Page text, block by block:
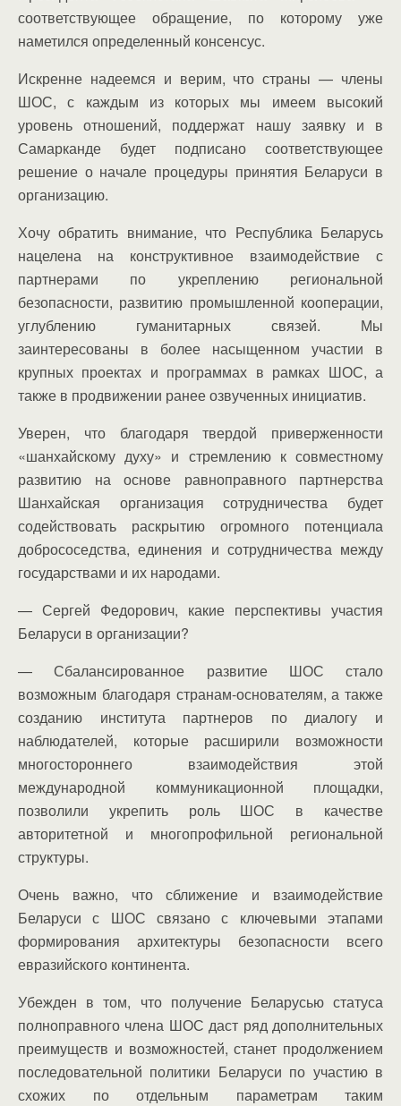
соответствующее обращение, по которому уже
наметился определенный консенсус.
Искренне надеемся и верим, что страны — члены
ШОС, с каждым из которых мы имеем высокий
уровень отношений, поддержат нашу заявку и в
Самарканде будет подписано соответствующее
решение о начале процедуры принятия Беларуси в
организацию.
Хочу обратить внимание, что Республика Беларусь
нацелена на конструктивное взаимодействие с
партнерами по укреплению региональной
безопасности, развитию промышленной кооперации,
углублению гуманитарных связей. Мы
заинтересованы в более насыщенном участии в
крупных проектах и программах в рамках ШОС, а
также в продвижении ранее озвученных инициатив.
Уверен, что благодаря твердой приверженности
«шанхайскому духу» и стремлению к совместному
развитию на основе равноправного партнерства
Шанхайская организация сотрудничества будет
содействовать раскрытию огромного потенциала
добрососедства, единения и сотрудничества между
государствами и их народами.
— Сергей Федорович, какие перспективы участия
Беларуси в организации?
— Сбалансированное развитие ШОС стало
возможным благодаря странам-основателям, а также
созданию института партнеров по диалогу и
наблюдателей, которые расширили возможности
многостороннего взаимодействия этой
международной коммуникационной площадки,
позволили укрепить роль ШОС в качестве
авторитетной и многопрофильной региональной
структуры.
Очень важно, что сближение и взаимодействие
Беларуси с ШОС связано с ключевыми этапами
формирования архитектуры безопасности всего
евразийского континента.
Убежден в том, что получение Беларусью статуса
полноправного члена ШОС даст ряд дополнительных
преимуществ и возможностей, станет продолжением
последовательной политики Беларуси по участию в
схожих по отдельным параметрам таким